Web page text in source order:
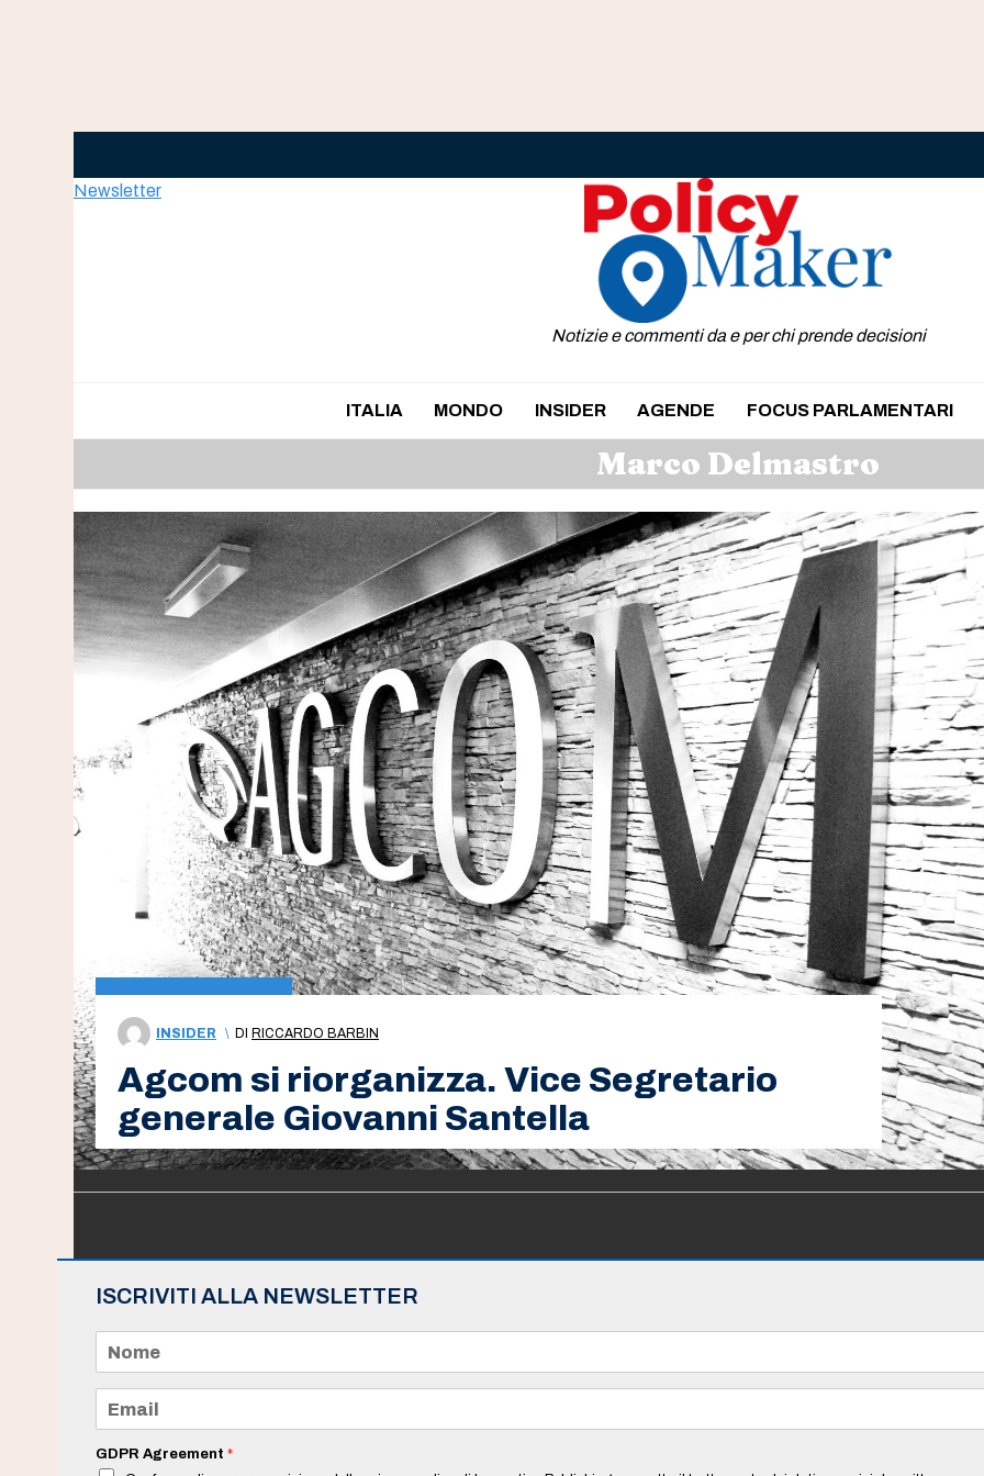
Newsletter
Notizie e commenti da e per chi prende decisioni
ITALIA MONDO INSIDER AGENDE FOCUS PARLAMENTARI
Marco Delmastro
INSIDER \ DI RICCARDO BARBIN
Agcom si riorganizza. Vice Segretario
generale Giovanni Santella
ISCRIVITI ALLA NEWSLETTER
m
e
a
iGDPR Agreement *